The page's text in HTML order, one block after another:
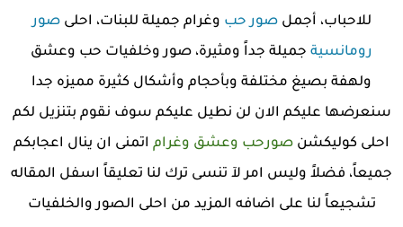
للاحباب، أجملصور حب وغرام جميلة للبنات، احلىصور
رومانسية جميلة جداً ومثيرة، صور وخلفيات حب وعشق
ولهفة بصيغ مختلفة وبأحجام وأشكال كثيرة مميزه جدا
سنعرضها عليكم الان لن نطيل عليكم سوف نقوم بتنزيل لكم
احلى كوليكشن صورحب وعشق وغرام اتمنى ان ينال اعجابكم
جميعاً، فضلاً وليس امر لآ تنسى ترك لنا تعليقاً اسفل المقاله
تشجيعاً لنا على اضافه المزيد من احلى الصور والخلفيات